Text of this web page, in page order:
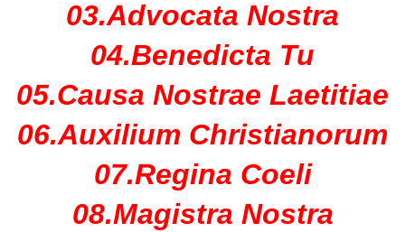
03.Advocata Nostra
04.Benedicta Tu
05.Causa Nostrae Laetitiae
06.Auxilium Christianorum
07.Regina Coeli
08.Magistra Nostra